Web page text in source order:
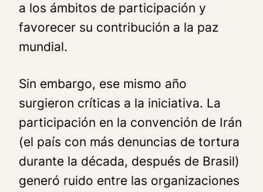
a los ámbitos de participación y
favorecer su contribución a la paz
mundial.
Sin embargo, ese mismo año
surgieron críticas a la iniciativa. La
participación en la convención de Irán
(el país con más denuncias de tortura
durante la década, después de Brasil)
generó ruido entre las organizaciones